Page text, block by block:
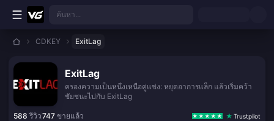
ข้ามไปเนื้อหาหลัก
ค้นหา...
CDKEY ExitLag
ExitLag
ครองความเป็นหนึ่งเหนือคู่แข่ง: หยุดอาการแล็ก แล้วเริ่มคว้า
ชัยชนะไปกับ ExitLag
588 รีวิว747 ขายแล้ว Trustpilot